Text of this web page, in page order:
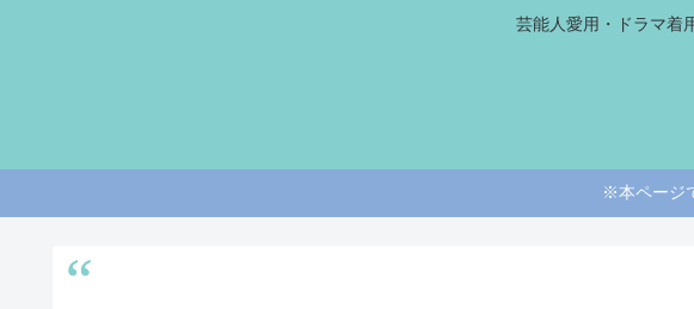
芸能人愛用・ドラマ着
※本ページ